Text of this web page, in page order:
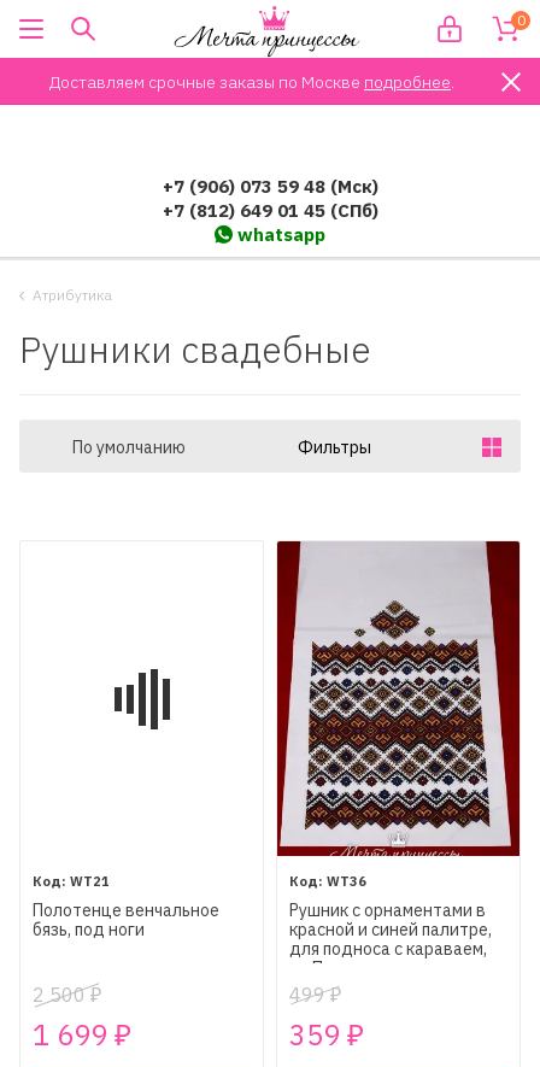
Доставляем срочные заказы по Москве подробнее.
0
+7 (906) 073 59 48 (Мск)
+7 (812) 649 01 45 (СПб)
whatsapp
Атрибутика
Рушники свадебные
По умолчанию Фильтры
WT21
Полотенце венчальное
бязь, под ноги
2 500₽
1 699 ₽
WT36
Рушник с орнаментами в
красной и синей палитре,
для подноса с караваем,
на Пасху и церковные
праздники
499₽
359 ₽